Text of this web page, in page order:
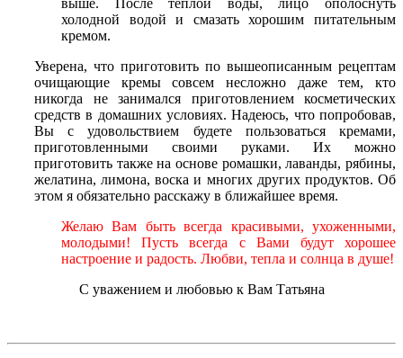
холодной водой и смазать хорошим питательным
кремом.
Уверена, что приготовить по вышеописанным рецептам
очищающие кремы совсем несложно даже тем, кто
никогда не занимался приготовлением косметических
средств в домашних условиях. Надеюсь, что попробовав,
Вы с удовольствием будете пользоваться кремами,
приготовленными своими руками. Их можно
приготовить также на основе ромашки, лаванды, рябины,
желатина, лимона, воска и многих других продуктов. Об
этом я обязательно расскажу в ближайшее время.
Желаю Вам быть всегда красивыми, ухоженными,
молодыми! Пусть всегда с Вами будут хорошее
настроение и радость. Любви, тепла и солнца в душе!
С уважением и любовью к Вам Татьяна